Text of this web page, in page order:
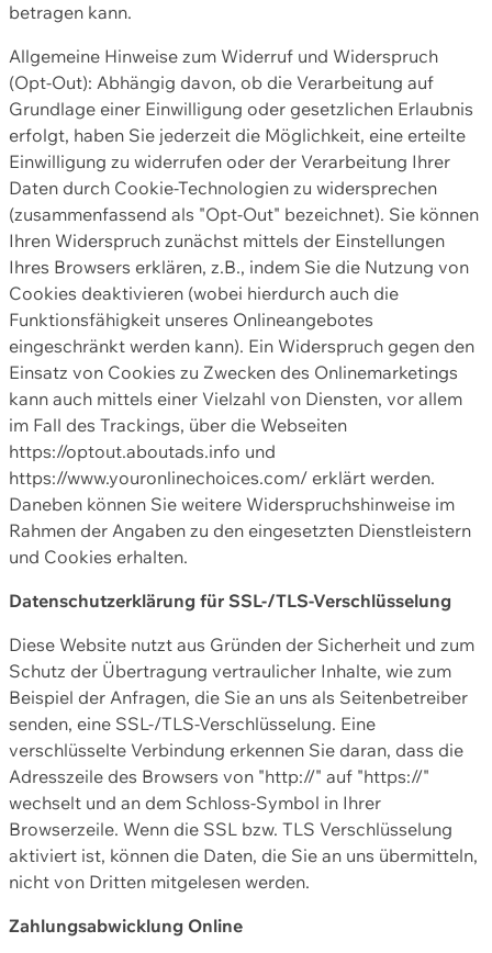
betragen kann.
Allgemeine Hinweise zum Widerruf und Widerspruch
(Opt-Out): Abhängig davon, ob die Verarbeitung auf
Grundlage einer Einwilligung oder gesetzlichen Erlaubnis
erfolgt, haben Sie jederzeit die Möglichkeit, eine erteilte
Einwilligung zu widerrufen oder der Verarbeitung Ihrer
Daten durch Cookie-Technologien zu widersprechen
(zusammenfassend als "Opt-Out" bezeichnet). Sie können
Ihren Widerspruch zunächst mittels der Einstellungen
Ihres Browsers erklären, z.B., indem Sie die Nutzung von
Cookies deaktivieren (wobei hierdurch auch die
Funktionsfähigkeit unseres Onlineangebotes
eingeschränkt werden kann). Ein Widerspruch gegen den
Einsatz von Cookies zu Zwecken des Onlinemarketings
kann auch mittels einer Vielzahl von Diensten, vor allem
im Fall des Trackings, über die Webseiten
https://optout.aboutads.info und
https://www.youronlinechoices.com/ erklärt werden.
Daneben können Sie weitere Widerspruchshinweise im
Rahmen der Angaben zu den eingesetzten Dienstleistern
und Cookies erhalten.
Datenschutzerklärung für SSL-/TLS-Verschlüsselung
Diese Website nutzt aus Gründen der Sicherheit und zum
Schutz der Übertragung vertraulicher Inhalte, wie zum
Beispiel der Anfragen, die Sie an uns als Seitenbetreiber
senden, eine SSL-/TLS-Verschlüsselung. Eine
verschlüsselte Verbindung erkennen Sie daran, dass die
Adresszeile des Browsers von "http://" auf "https://"
wechselt und an dem Schloss-Symbol in Ihrer
Browserzeile. Wenn die SSL bzw. TLS Verschlüsselung
aktiviert ist, können die Daten, die Sie an uns übermitteln,
nicht von Dritten mitgelesen werden.
Zahlungsabwicklung Online